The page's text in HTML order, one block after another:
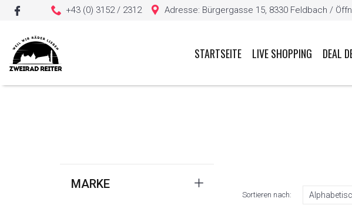
+43 (0) 3152 / 2312 Adresse: Bürgergasse 15, 8330 Feldbach /
STARTSEITE LIVE SHOPPING DEAL
MARKE
Sortieren nach: